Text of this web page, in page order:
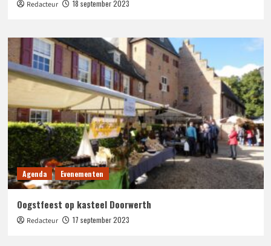
Redacteur 18 september 2023
Agenda Evenementen
Oogstfeest op kasteel Doorwerth
Redacteur 17 september 2023